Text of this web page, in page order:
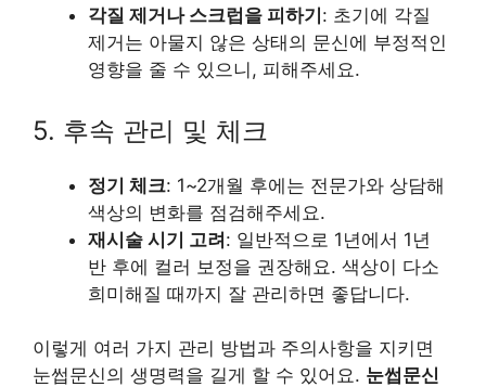
각질 제거나 스크럽을 피하기 : 초기에 각질
제거는 아물지 않은 상태의 문신에 부정적인
영향을 줄 수 있으니, 피해주세요.
5. 후속 관리 및 체크
정기 체크: 1~2개월 후에는 전문가와 상담해
색상의 변화를 점검해주세요.
재시술 시기 고려: 일반적으로 1년에서 1년
반 후에 컬러 보정을 권장해요. 색상이 다소
희미해질 때까지 잘 관리하면 좋답니다.
이렇게 여러 가지 관리 방법과 주의사항을 지키면
눈썹문신의 생명력을 길게 할 수 있어요. 눈썹문신